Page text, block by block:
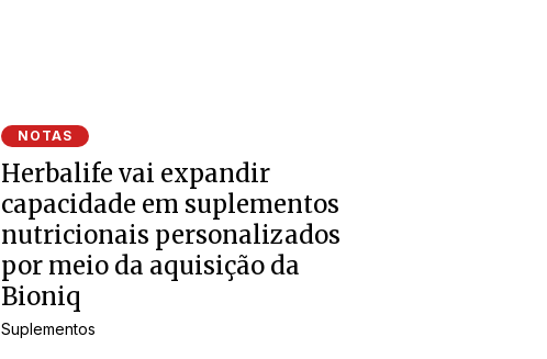
NOTAS
Herbalife vai expandir
capacidade em suplementos
nutricionais personalizados
por meio da aquisição da
Bioniq
Suplementos